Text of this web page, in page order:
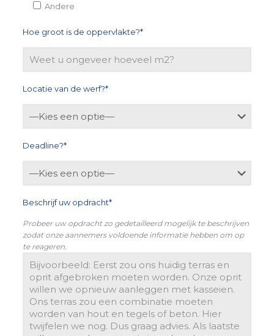
Andere
Hoe groot is de oppervlakte?*
Locatie van de werf?*
Deadline?*
Beschrijf uw opdracht*
Probeer uw opdracht zo gedetailleerd mogelijk te beschrijven
zodat onze aannemers voldoende informatie hebben om op
te reageren.